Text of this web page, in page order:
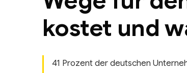
kostet und
41 Prozent der deutschen